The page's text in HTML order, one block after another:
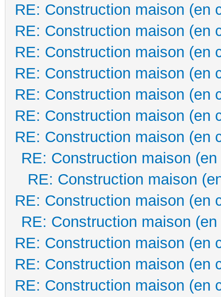
RE: Construction maison (en
RE: Construction maison (en
RE: Construction maison (en
RE: Construction maison (en
RE: Construction maison (en
RE: Construction maison (en
RE: Construction maison (en
RE: Construction maison
RE: Construction maison
RE: Construction maison (en
RE: Construction maison
RE: Construction maison (en
RE: Construction maison (en
RE: Construction maison (en